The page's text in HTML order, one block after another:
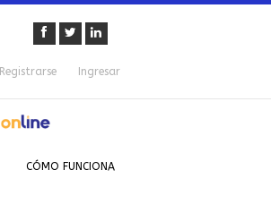
Registrarse Ingresar
CÓMO FUNCIONA